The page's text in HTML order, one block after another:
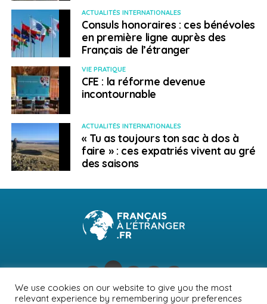
ACTUALITÉS INTERNATIONALES
Consuls honoraires : ces bénévoles
en première ligne auprès des
Français de l’étranger
VIE PRATIQUE
CFE : la réforme devenue
incontournable
ACTUALITÉS INTERNATIONALES
« Tu as toujours ton sac à dos à
faire » : ces expatriés vivent au gré
des saisons
We use cookies on our website to give you the most
relevant experience by remembering your preferences